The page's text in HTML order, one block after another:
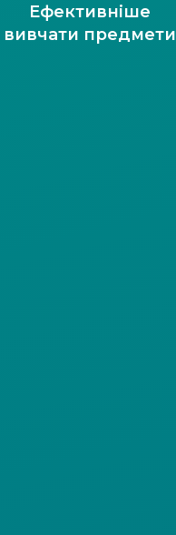
Ефективніше
вивчати предмети